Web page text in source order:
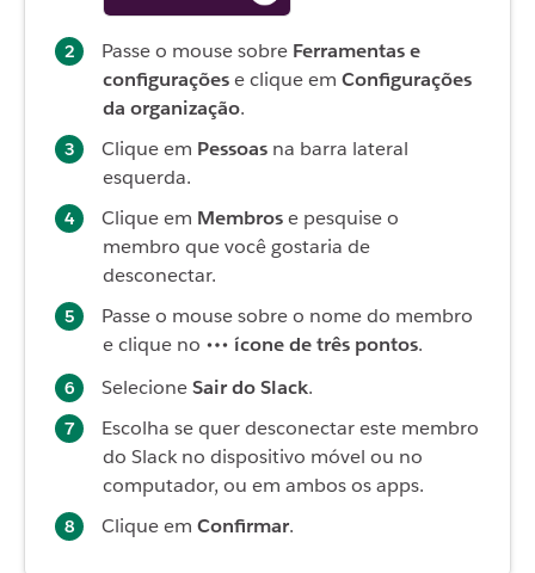
Passe o mouse sobre Ferramentas e
configuraçõese clique em Configurações
da organização.
Clique em Pessoas na barra lateral
esquerda.
Clique em Membrose pesquise o
membro que você gostaria de
desconectar.
Passe o mouse sobre o nome do membro
e clique no
ícone de três pontos.
SelecioneSair do Slack.
Escolha se quer desconectar este membro
do Slack no dispositivo móvel ou no
computador, ou em ambos os apps.
Clique em Confirmar.